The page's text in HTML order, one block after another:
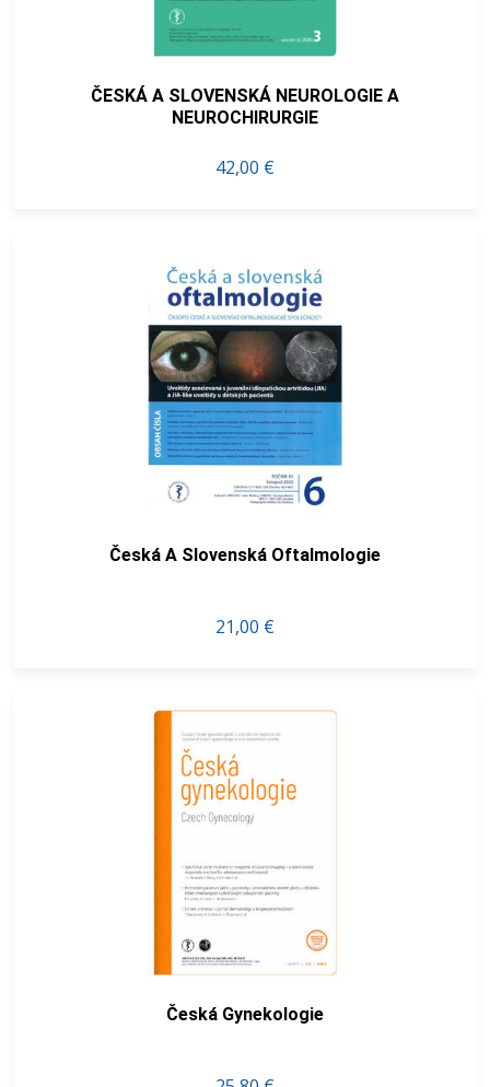
ČESKÁ A SLOVENSKÁ NEUROLOGIE A
NEUROCHIRURGIE
42,00 €
Česká A Slovenská Oftalmologie
21,00 €
Česká Gynekologie